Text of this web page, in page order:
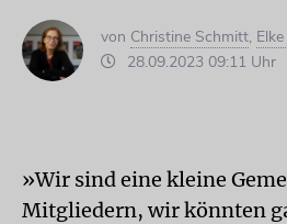
von Christine Schmitt,
28.09.2023 09:11 Uhr
»Wir sind eine kleine
Mitgliedern, wir könnten